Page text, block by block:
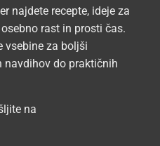
najdete recepte, ideje za
rast in prosti čas.
vsebine za boljši
do praktičnih
na